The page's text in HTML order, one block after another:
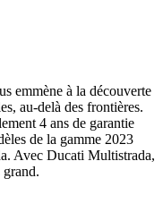
emmène à la découverte
au-delà des frontières.
4 ans de garantie
de la gamme 2023
Avec Ducati Multistrada,